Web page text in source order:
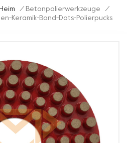
Heim / Betonpolierwerkzeuge
/
Keramik-Bond-Dots-Polierpucks